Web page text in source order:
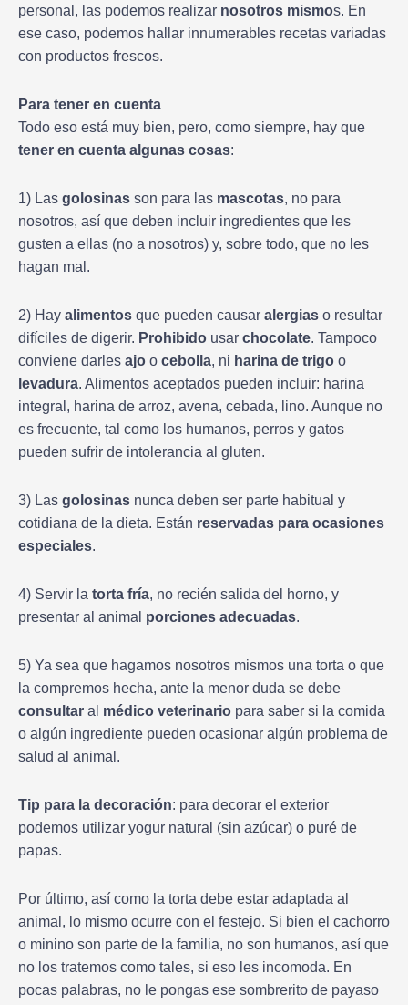
personal, las podemos realizar nosotros mismos. En
ese caso, podemos hallar innumerables recetas variadas
con productos frescos.
Para tener en cuenta
Todo eso está muy bien, pero, como siempre, hay que
tener en cuenta algunas cosas:
1) Las golosinas son para las mascotas, no para
nosotros, así que deben incluir ingredientes que les
gusten a ellas (no a nosotros) y, sobre todo, que no les
hagan mal.
2) Hay alimentos que pueden causar alergias o resultar
difíciles de digerir. Prohibido usar chocolate. Tampoco
conviene darles ajo o cebolla, ni harina de trigo o
levadura. Alimentos aceptados pueden incluir: harina
integral, harina de arroz, avena, cebada, lino. Aunque no
es frecuente, tal como los humanos, perros y gatos
pueden sufrir de intolerancia al gluten.
3) Las golosinas nunca deben ser parte habitual y
cotidiana de la dieta. Están reservadas para ocasiones
especiales.
4) Servir la torta fría, no recién salida del horno, y
presentar al animal porciones adecuadas.
5) Ya sea que hagamos nosotros mismos una torta o que
la compremos hecha, ante la menor duda se debe
consultar al médico veterinario para saber si la comida
o algún ingrediente pueden ocasionar algún problema de
salud al animal.
Tip para la decoración: para decorar el exterior
podemos utilizar yogur natural (sin azúcar) o puré de
papas.
Por último, así como la torta debe estar adaptada al
animal, lo mismo ocurre con el festejo. Si bien el cachorro
o minino son parte de la familia, no son humanos, así que
no los tratemos como tales, si eso les incomoda. En
pocas palabras, no le pongas ese sombrerito de payaso